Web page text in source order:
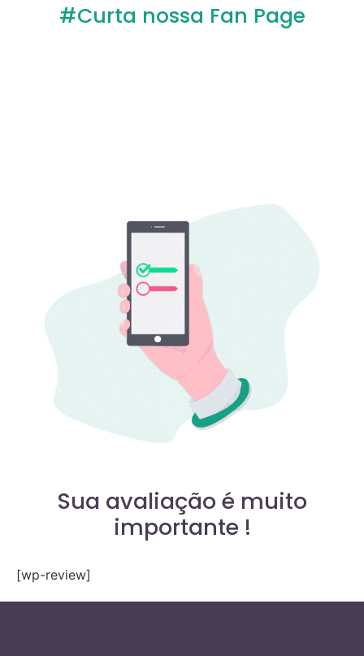
#Curta nossa Fan Page
Sua avaliação é muito
importante !
[wp-review]